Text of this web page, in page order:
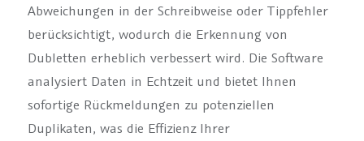
Abweichungen in der Schreibweise oder Tippfehler
berücksichtigt, wodurch die Erkennung von
Dubletten erheblich verbessert wird. Die Software
analysiert Daten in Echtzeit und bietet Ihnen
sofortige Rückmeldungen zu potenziellen
Duplikaten, was die Effizienz Ihrer